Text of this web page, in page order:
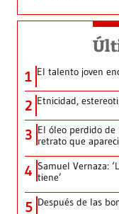
1 El talento joven
2 Etnicidad,
3 El óleo perdido
retrato que
4 Samuel Vernaza:
tiene’
5 Después de las